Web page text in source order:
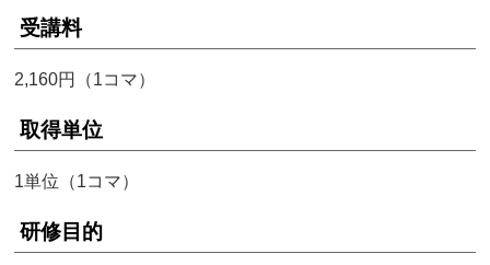
受講料
2,160円（1コマ）
取得単位
1単位（1コマ）
研修目的